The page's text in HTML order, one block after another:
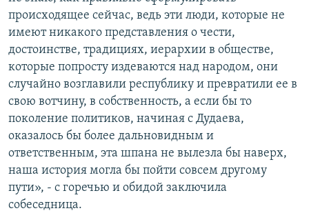
происходящее сейчас, ведь эти люди, которые не
имеют никакого представления о чести,
достоинстве, традициях, иерархии в обществе,
которые попросту издеваются над народом, они
случайно возглавили республику и превратили ее в
свою вотчину, в собственность, а если бы то
поколение политиков, начиная с Дудаева,
оказалось бы более дальновидным и
ответственным, эта шпана не вылезла бы наверх,
наша история могла бы пойти совсем другому
пути», - с горечью и обидой заключила
собеседница.